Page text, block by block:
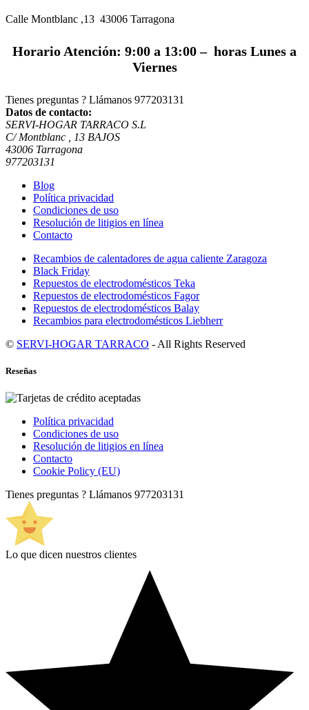
Calle Montblanc ,13 43006 Tarragona
Horario Atención: 9:00 a 13:00 – horas Lunes a
Viernes
Tienes preguntas ? Llámanos 977203131
Datos de contacto:
SERVI-HOGAR TARRACO S.L
C/ Montblanc , 13 BAJOS
43006 Tarragona
977203131
Blog
Política privacidad
Condiciones de uso
Resolución de litigios en línea
Contacto
Recambios de calentadores de agua caliente Zaragoza
Black Friday
Repuestos de electrodomésticos Teka
Repuestos de electrodomésticos Fagor
Repuestos de electrodomésticos Balay
Recambios para electrodomésticos Liebherr
© SERVI-HOGAR TARRACO - All Rights Reserved
Reseñas
Política privacidad
Condiciones de uso
Resolución de litigios en línea
Contacto
Cookie Policy (EU)
Tienes preguntas ? Llámanos 977203131
Lo que dicen nuestros clientes